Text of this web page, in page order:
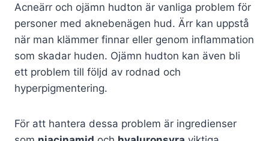
Acneärr och ojämn hudton är vanliga problem för
personer med aknebenägen hud. Ärr kan uppstå
när man klämmer finnar eller genom inflammation
som skadar huden. Ojämn hudton kan även bli
ett problem till följd av rodnad och
hyperpigmentering.
För att hantera dessa problem är ingredienser